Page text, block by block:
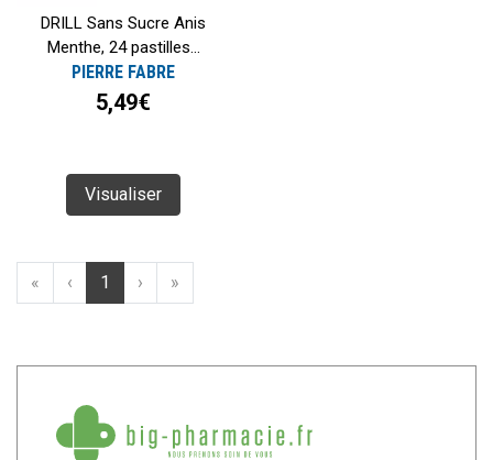
DRILL Sans Sucre Anis
Menthe, 24 pastilles...
PIERRE FABRE
5,49€
Visualiser
« ‹ 1 › »